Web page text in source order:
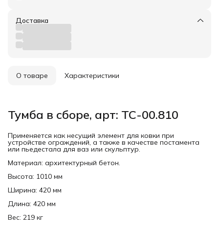
Доставка
О товаре Характеристики
Тумба в сборе, арт: ТС-00.810
Применяется как несущий элемент для ковки при
устройстве ограждений, а также в качестве постамента
или пьедестала для ваз или скульптур.
Материал: архитектурный бетон.
Высота: 1010 мм
Ширина: 420 мм
Длина: 420 мм
Вес: 219 кг